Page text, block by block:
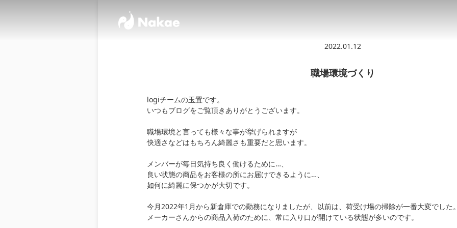
2022.01.12
職場環境づくり
logiチームの玉置です。
いつもブログをご覧頂きありがとうございます。
職場環境と言っても様々な事が挙げられますが
快適さなどはもちろん綺麗さも重要だと思います。
メンバーが毎日気持ち良く働けるために…、
良い状態の商品をお客様の所にお届けできるように…、
如何に綺麗に保つかが大切です。
今月2022年1月から新倉庫での勤務になりましたが、以前は、荷受け場の掃除が一番大変でした
メーカーさんからの商品入荷のために、常に入り口が開けている状態が多いのです。